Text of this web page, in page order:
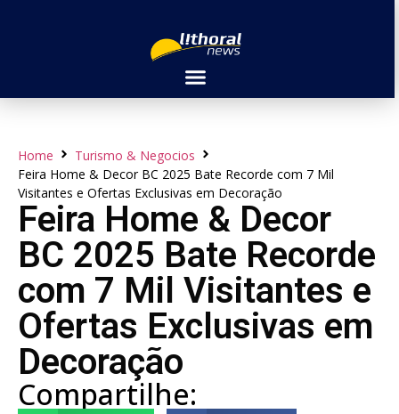
Home
Turismo & Negocios
Feira Home & Decor BC 2025 Bate Recorde com 7 Mil
Visitantes e Ofertas Exclusivas em Decoração
Feira Home & Decor
BC 2025 Bate Recorde
com 7 Mil Visitantes e
Ofertas Exclusivas em
Decoração
Compartilhe: